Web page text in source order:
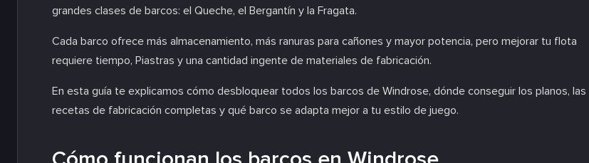
grandes clases de barcos: el Queche, el Bergantín y la Fragata.
Cada barco ofrece más almacenamiento, más ranuras para cañones y mayor potencia, pero mejorar tu flota
requiere tiempo, Piastras y una cantidad ingente de materiales de fabricación.
En esta guía te explicamos cómo desbloquear todos los barcos de Windrose, dónde conseguir los planos, las
recetas de fabricación completas y qué barco se adapta mejor a tu estilo de juego.